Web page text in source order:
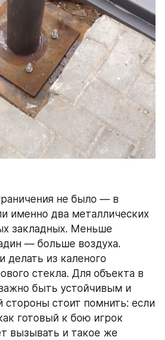
не было — в
именно два металлических
закладных. Меньше
— больше воздуха.
из каленого
стекла. Для объекта в
быть устойчивым и
стороны стоит помнить: если
готовый к бою игрок
вызывать и такое же